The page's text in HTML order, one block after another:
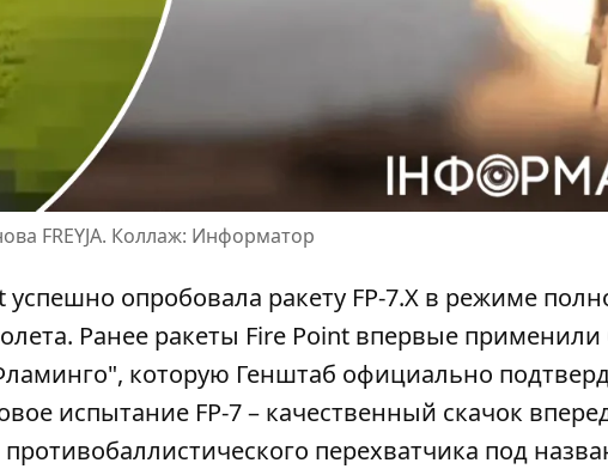
FREYJA. Коллаж: Информатор
опробовала ракету FP-7.X в режиме
Ранее ракеты Fire Point впервые
которую Генштаб официально
испытание FP-7 – качественный скачок
перехватчика под